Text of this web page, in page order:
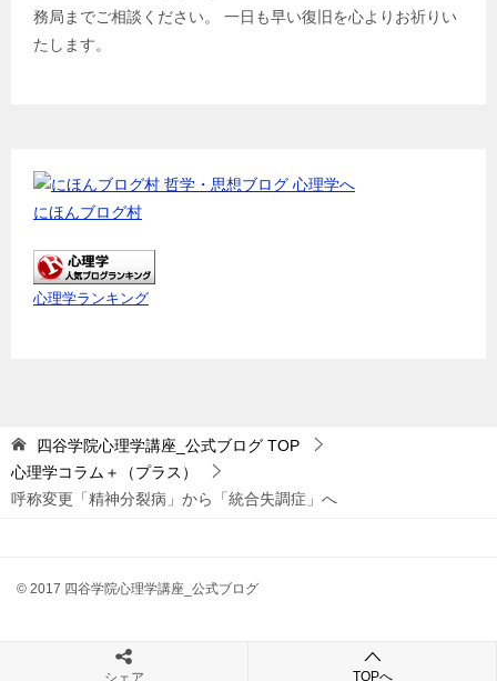
務局までご相談ください。 一日も早い復旧を心よりお祈りい
たします。
にほんブログ村
心理学ランキング
四谷学院心理学講座_公式ブログ TOP
心理学コラム＋（プラス）
呼称変更「精神分裂病」から「統合失調症」へ
© 2017 四谷学院心理学講座_公式ブログ
シェア TOPへ